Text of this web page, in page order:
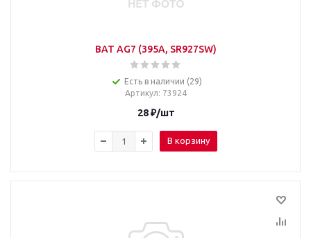
BAT AG7 (395A, SR927SW)
Есть в наличии (29)
Артикул: 73924
28₽/шт
В корзину